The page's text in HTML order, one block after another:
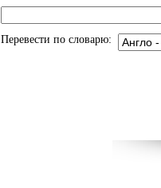
Перевести по словарю: